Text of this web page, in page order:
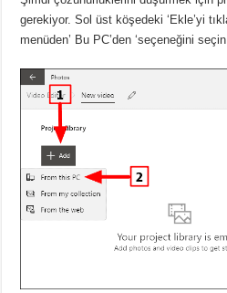
gerekiyor. Sol üst köşedeki ‘Ekle’yi
menüden’ Bu PC’den ‘seçeneğini seçin.